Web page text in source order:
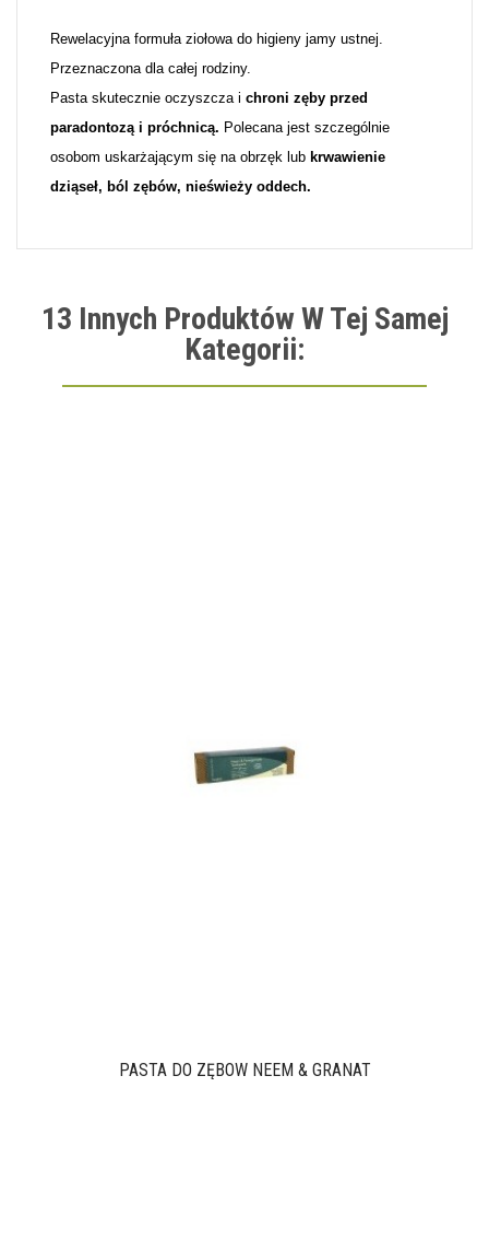
Rewelacyjna formuła ziołowa do higieny jamy ustnej.
Przeznaczona dla całej rodziny.
Pasta skutecznie oczyszcza i chroni zęby przed
paradontozą i próchnicą. Polecana jest szczególnie
osobom uskarżającym się na obrzęk lub krwawienie
dziąseł, ból zębów, nieświeży oddech.
13 Innych Produktów W Tej Samej
Kategorii:
PASTA DO ZĘBÓW NEEM & GRANAT